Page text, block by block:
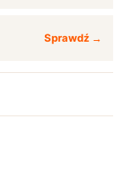
Sprawdź →